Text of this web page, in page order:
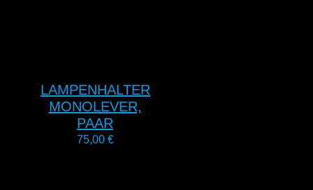
LAMPENHALTER
MONOLEVER,
PAAR
75,00 €